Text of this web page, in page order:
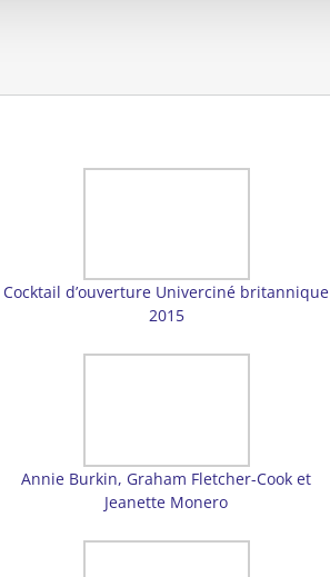
Cocktail d’ouverture Univerciné britannique
2015
Annie Burkin, Graham Fletcher-Cook et
Jeanette Monero